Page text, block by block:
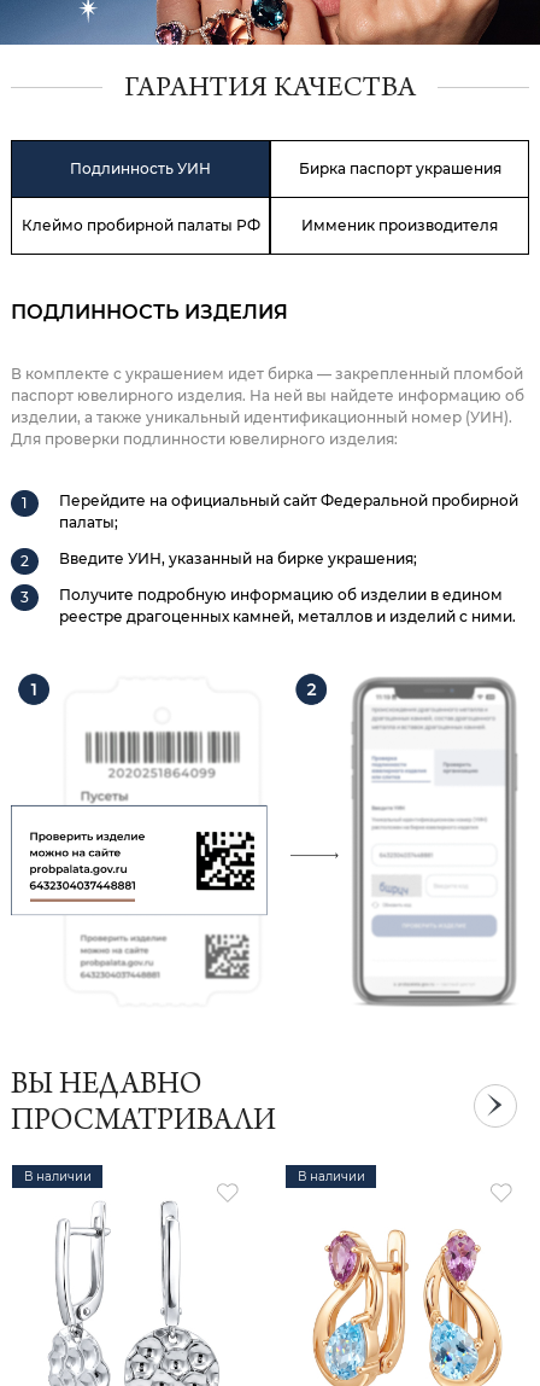
ГАРАНТИЯ КАЧЕСТВА
Подлинность УИН Бирка паспорт украшения
Клеймо пробирной палаты РФ Имменик производителя
ПОДЛИННОСТЬ ИЗДЕЛИЯ
В комплекте с украшением идет бирка — закрепленный пломбой
паспорт ювелирного изделия. На ней вы найдете информацию об
изделии, а также уникальный идентификационный номер (УИН).
Для проверки подлинности ювелирного изделия:
Перейдите на официальный сайт Федеральной пробирной
палаты;
Введите УИН, указанный на бирке украшения;
Получите подробную информацию об изделии в едином
реестре драгоценных камней, металлов и изделий с ними.
ВЫ НЕДАВНО
ПРОСМАТРИВАЛИ
В наличии В наличии